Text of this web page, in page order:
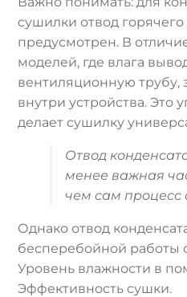
сушилки отвод горячего
предусмотрен. В
моделей, где влага
вентиляционную трубу,
внутри устройства. Это
делает сушилку
Отвод
менее важная
чем сам процесс
Однако отвод
бесперебойной работы
Уровень влажности в
Эффективность сушки.